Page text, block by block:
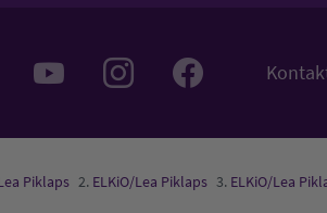
Piklaps ELKiO/Lea Piklaps ELKiO/Lea